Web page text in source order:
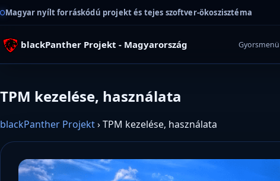
Magyar nyílt forráskódú projekt és tejes szoftver-ökoszisztéma
blackPanther Projekt - Magyarország Gyorsmenü
TPM kezelése, használata
blackPanther Projekt›TPM kezelése, használata